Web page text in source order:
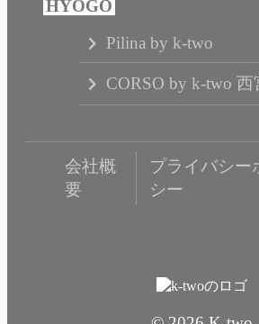
Pilina by k-two
CORSO by k-two
会社概
要
プライバシー
シー